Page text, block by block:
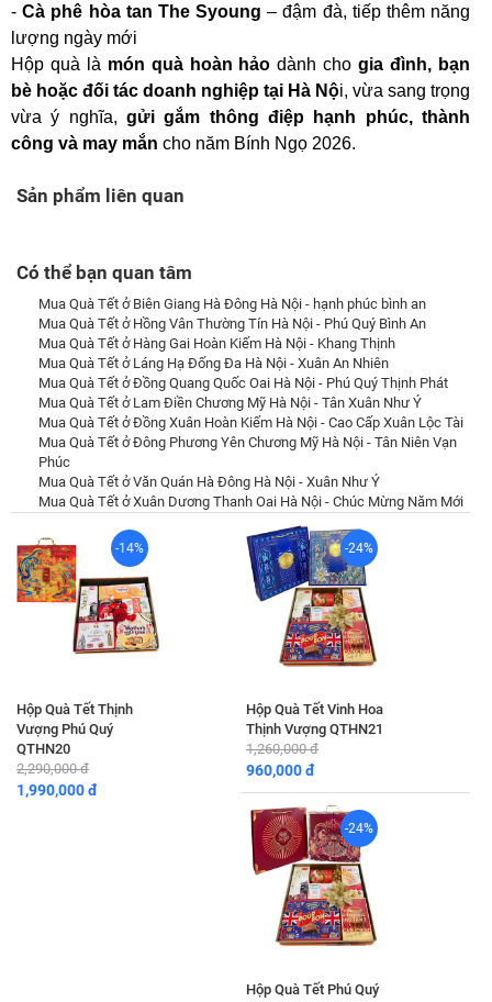
-Cà phê hòa tan The Syoung – đậm đà, tiếp thêm năng
lượng ngày mới
Hộp quà là món quà hoàn hảo dành chogia đình, bạn
bè hoặc đối tác doanh nghiệp tại Hà Nội, vừa sang trọng
vừa ý nghĩa, gửi gắm thông điệp hạnh phúc, thành
công và may mắn cho năm Bính Ngọ 2026.
Sản phẩm liên quan
Có thể bạn quan tâm
Mua Quà Tết ở Biên Giang Hà Đông Hà Nội - hạnh phúc bình an
Mua Quà Tết ở Hồng Vân Thường Tín Hà Nội - Phú Quý Bình An
Mua Quà Tết ở Hàng Gai Hoàn Kiếm Hà Nội - Khang Thịnh
Mua Quà Tết ở Láng Hạ Đống Đa Hà Nội - Xuân An Nhiên
Mua Quà Tết ở Đồng Quang Quốc Oai Hà Nội - Phú Quý Thịnh Phát
Mua Quà Tết ở Lam Điền Chương Mỹ Hà Nội - Tân Xuân Như Ý
Mua Quà Tết ở Đồng Xuân Hoàn Kiếm Hà Nội - Cao Cấp Xuân Lộc Tài
Mua Quà Tết ở Đông Phương Yên Chương Mỹ Hà Nội - Tân Niên Vạn
Phúc
Mua Quà Tết ở Văn Quán Hà Đông Hà Nội - Xuân Như Ý
Mua Quà Tết ở Xuân Dương Thanh Oai Hà Nội - Chúc Mừng Năm Mới
-14%
Hộp Quà Tết Thịnh
Vượng Phú Quý
QTHN20
2,290,000 đ
1,990,000 đ
-24%
Hộp Quà Tết Vinh Hoa
Thịnh Vượng QTHN21
1,260,000 đ
960,000 đ
-24%
Hộp Quà Tết Phú Quý